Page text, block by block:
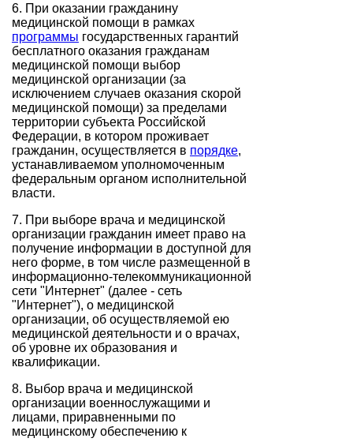
6. При оказании гражданину
медицинской помощи в рамках
программы государственных гарантий
бесплатного оказания гражданам
медицинской помощи выбор
медицинской организации (за
исключением случаев оказания скорой
медицинской помощи) за пределами
территории субъекта Российской
Федерации, в котором проживает
гражданин, осуществляется в порядке,
устанавливаемом уполномоченным
федеральным органом исполнительной
власти.
7. При выборе врача и медицинской
организации гражданин имеет право на
получение информации в доступной для
него форме, в том числе размещенной в
информационно-телекоммуникационной
сети "Интернет" (далее - сеть
"Интернет"), о медицинской
организации, об осуществляемой ею
медицинской деятельности и о врачах,
об уровне их образования и
квалификации.
8. Выбор врача и медицинской
организации военнослужащими и
лицами, приравненными по
медицинскому обеспечению к